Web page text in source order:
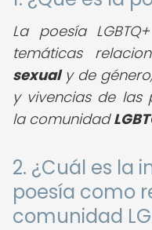
La poesía
temáticas
sexualy de
y vivencias de las
la comunidad
2. ¿Cuál es la
poesía como
comunidad